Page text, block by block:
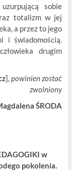
sobie
totalizm w jej
a przez to jego
i świadomością.
drugim
], powinien zostać
zwolniony
ŚRODA
w
pokolenia.